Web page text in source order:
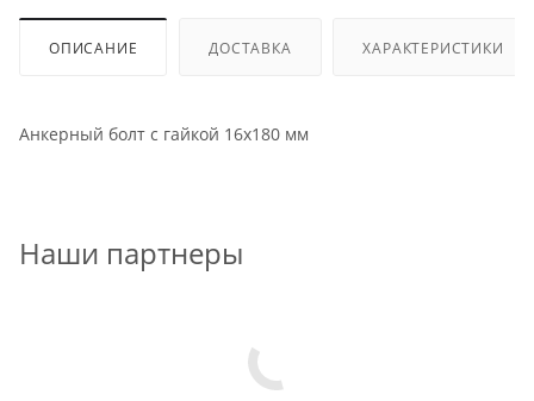
ОПИСАНИЕ ДОСТАВКА ХАРАКТЕРИСТИКИ
Анкерный болт с гайкой 16x180 мм
Наши партнеры